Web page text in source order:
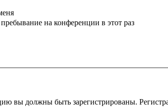
на конференции в этот раз
вы должны быть зарегистрированы.